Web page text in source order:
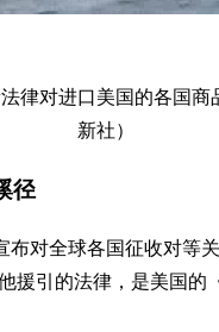
律对进口美国的各国商
新社）
径
布对全球各国征收对等
援引的法律，是美国的